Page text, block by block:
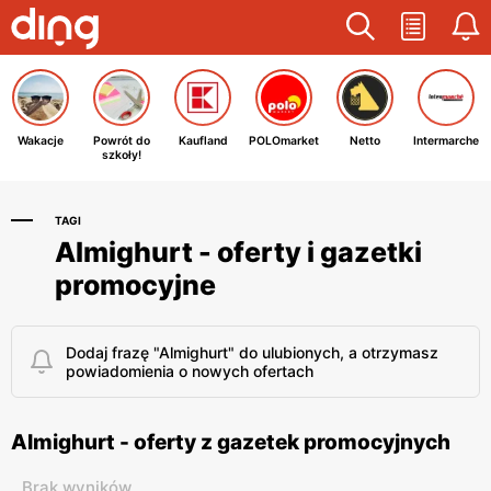
Wakacje
Powrót do
szkoły!
Kaufland POLOmarket Netto Intermarche
TAGI
Almighurt - oferty i gazetki
promocyjne
Dodaj frazę "Almighurt" do ulubionych, a otrzymasz
powiadomienia o nowych ofertach
Almighurt - oferty z gazetek promocyjnych